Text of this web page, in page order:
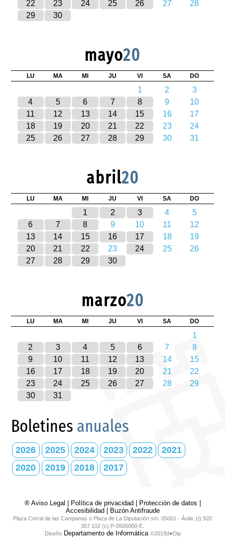
22
23 24 25 26 27
28
29
30
mayo20
LU MA MI JU VI SA DO
1 2
3
4
5 6 7 8 9
10
11
12 13 14 15 16
17
18
19 20 21 22 23
24
25
26 27 28 29 30 31
abril20
LU MA MI JU VI SA DO
1 2 3 4
5
6
7 8 9 10 11
12
13
14 15 16 17 18
19
20
21 22 23 24 25
26
27
28 29 30
marzo20
LU MA MI JU VI SA DO
1
2
3 4 5 6 7
8
9
10 11 12 13 14
15
16
17 18 19 20 21
22
23
24 25 26 27 28
29
30
31
Boletines anuales
2026 2025 2024 2023 2022
2021
2020
2019 2018 2017
® Aviso Legal | Política de privacidad| Protección de datos |
Accesibilidad| Buzón Antifraude
Plaza Corral de las Campanas o Plaza de La Diputación s/n. 05001 - Ávila. (t) 920
357 102 (c) P-0500000-E.
DiseñoDepartamento de Informática ©2019|I♥Dip